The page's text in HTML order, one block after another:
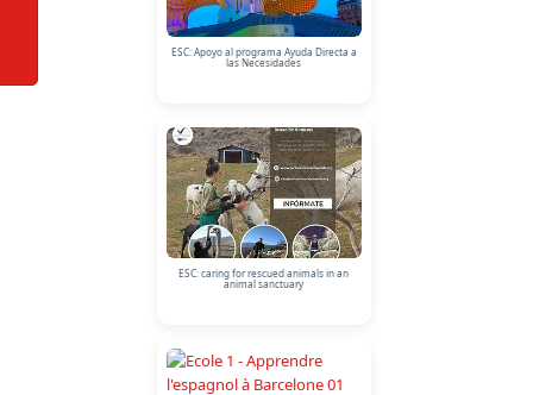
ESC: Apoyo al programa Ayuda Directa a
las Necesidades
ESC: caring for rescued animals in an
animal sanctuary